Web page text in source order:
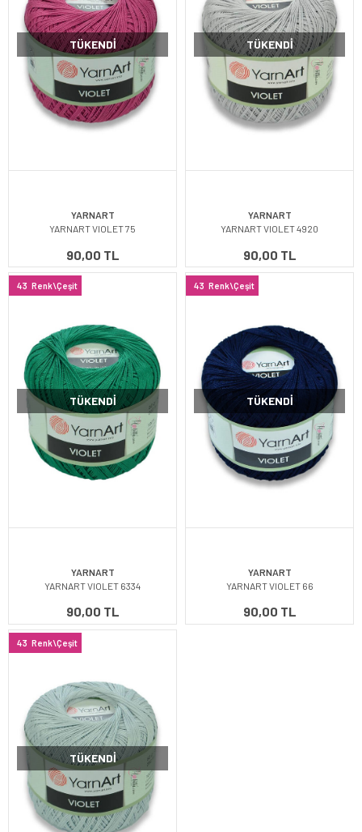
TÜKENDI
YARNART
YARNART VIOLET 75
90,00 TL
TÜKENDI
YARNART
YARNART VIOLET 4920
90,00 TL
43 Renk\Çeşit
TÜKENDI
YARNART
YARNART VIOLET 6334
90,00 TL
43 Renk\Çeşit
TÜKENDI
YARNART
YARNART VIOLET 66
90,00 TL
43 Renk\Çeşit
TÜKENDI